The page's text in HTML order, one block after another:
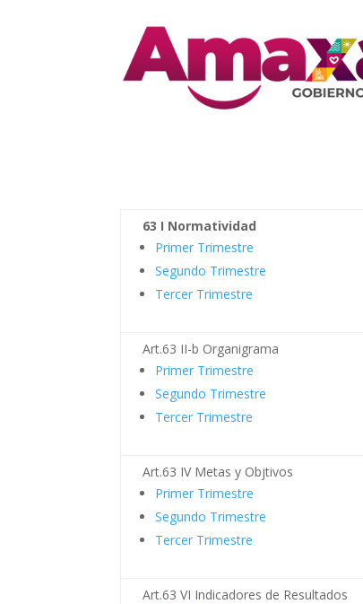
63 I Normatividad
Primer Trimestre
Segundo Trimestre
Tercer Trimestre
Art.63 II-b Organigrama
Primer Trimestre
Segundo Trimestre
Tercer Trimestre
Art.63 IV Metas y Objtivos
Primer Trimestre
Segundo Trimestre
Tercer Trimestre
Art.63 VI Indicadores de Resultados